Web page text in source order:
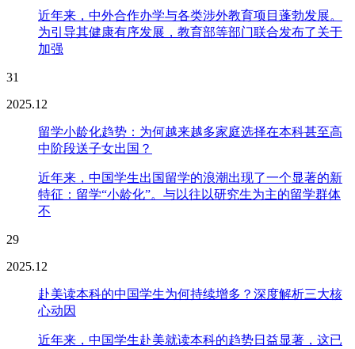
近年来，中外合作办学与各类涉外教育项目蓬勃发展。
为引导其健康有序发展，教育部等部门联合发布了关于
加强
31
2025.12
留学小龄化趋势：为何越来越多家庭选择在本科甚至高
中阶段送子女出国？
近年来，中国学生出国留学的浪潮出现了一个显著的新
特征：留学“小龄化”。与以往以研究生为主的留学群体
不
29
2025.12
赴美读本科的中国学生为何持续增多？深度解析三大核
心动因
近年来，中国学生赴美就读本科的趋势日益显著，这已